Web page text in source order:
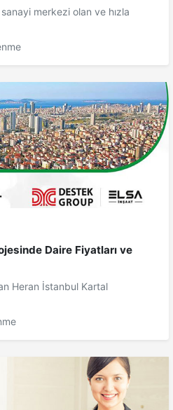
merkezi olan ve hızla
Daire Fiyatları ve
Heran İstanbul Kartal